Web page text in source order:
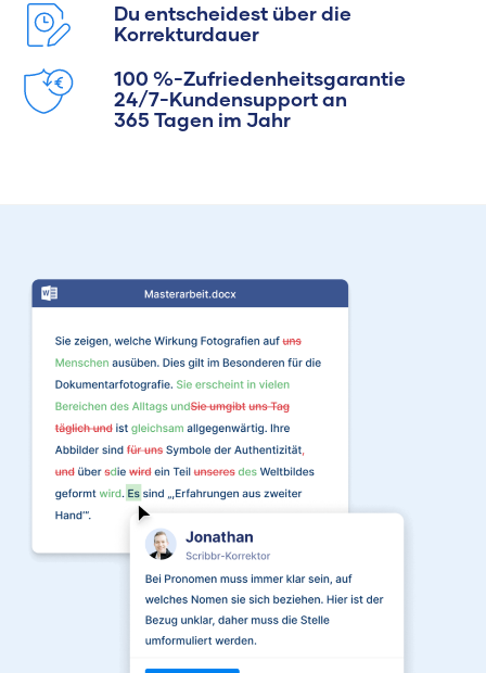
Du entscheidest über die
Korrekturdauer
100 %-Zufriedenheitsgarantie
24/7-Kundensupport an
365 Tagen im Jahr
Sabrina hat
Biowissenschaften
studiert und
begeistert sich neben
Sprache für alles, was
mit Natur und
Naturwissenschaften
zu tun hat. Als
Korrektorin schätzt sie
Abwechslung und